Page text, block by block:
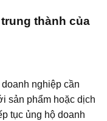
thành của
nghiệp cần
sản phẩm hoặc dịch
tục ủng hộ doanh